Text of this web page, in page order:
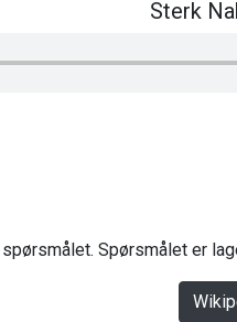
Sterk
Spørsmålet er